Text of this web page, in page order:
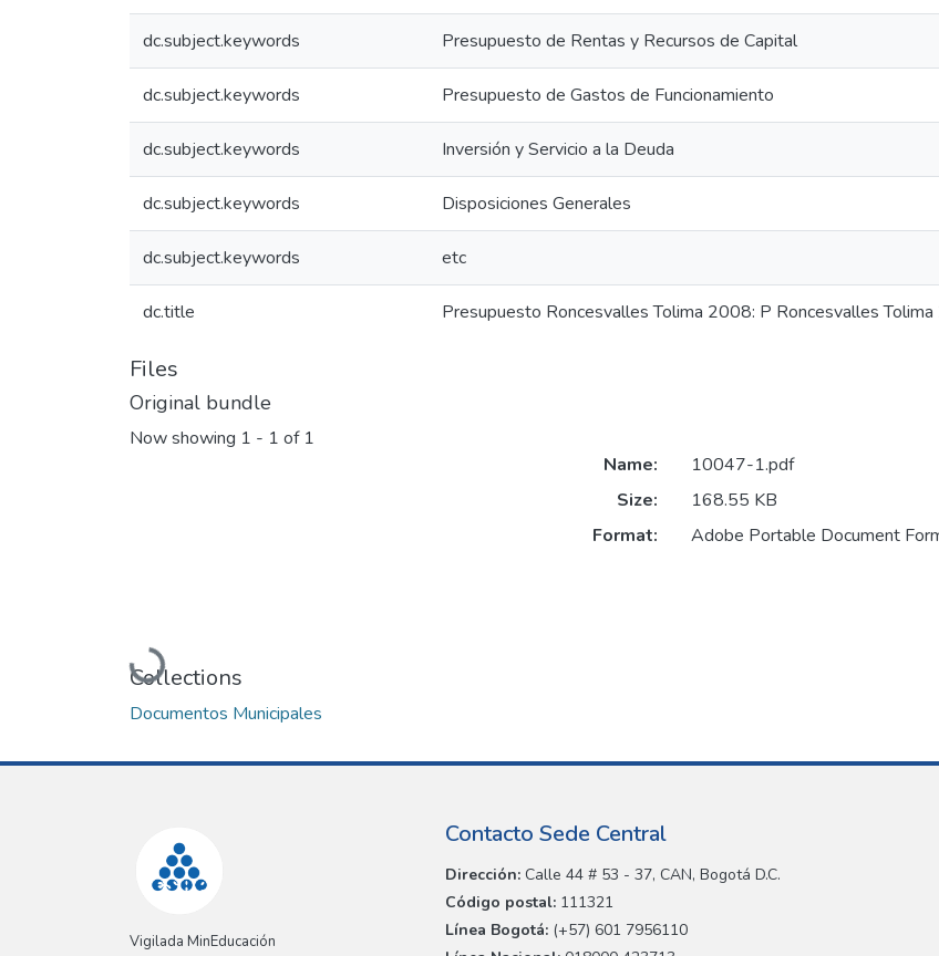
dc.subject.keywords Presupuesto de Rentas y Recursos de Capital
dc.subject.keywords Presupuesto de Gastos de Funcionamiento
dc.subject.keywords Inversión y Servicio a la Deuda
dc.subject.keywords Disposiciones Generales
dc.subject.keywords etc
dc.title Presupuesto Roncesvalles Tolima 2008: P Roncesvalles
Files
Original bundle
Now showing 1 - 1 of 1
Loading...
Name:
10047-1.pdf
Size:
168.55 KB
Format:
Adobe Portable Document
Collections
Documentos Municipales
Vigilada MinEducación
Contacto Sede Central
Dirección: Calle 44 # 53 - 37, CAN, Bogotá D.C.
Código postal: 111321
Línea Bogotá: (+57) 601 7956110